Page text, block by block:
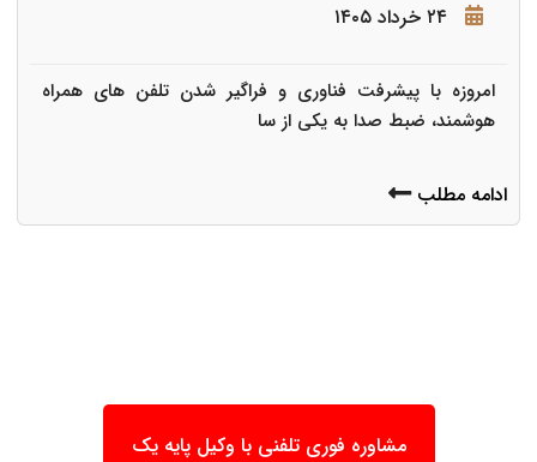
۲۴ خرداد ۱۴۰۵
امروزه با پیشرفت فناوری و فراگیر شدن تلفن های همراه
هوشمند، ضبط صدا به یکی از سا
ادامه مطلب
مشاوره فوری تلفنی با وکیل پایه یک